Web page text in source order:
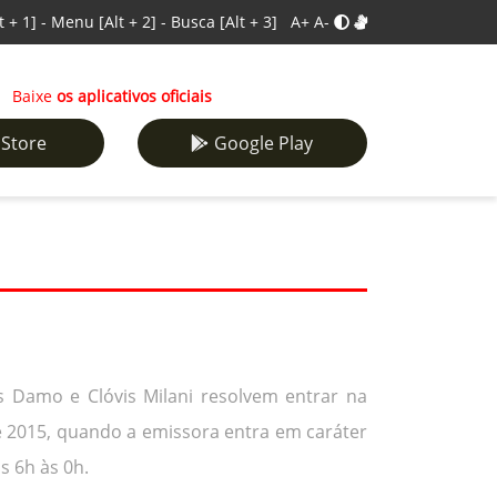
+ 1] - Menu [Alt + 2] - Busca [Alt + 3] A+ A-
Baixe os aplicativos oficiais
Google Play
e Clóvis Milani resolvem entrar na
quando a emissora entra em caráter
6h às 0h.